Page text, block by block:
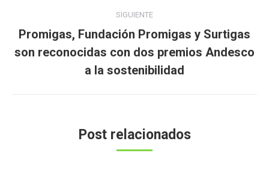
SIGUIENTE
Publicación
siguiente:
Promigas, Fundación Promigas y Surtigas
son reconocidas con dos premios Andesco
a la sostenibilidad
Post relacionados